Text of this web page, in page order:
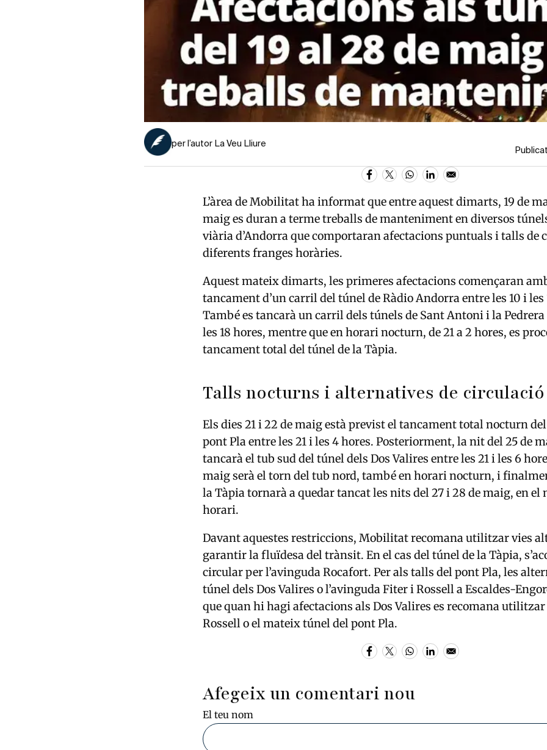
per l’autor La Veu Lliure
L’àrea de Mobilitat ha informat que entre aquest dimarts, 19 de
maig es duran a terme treballs de manteniment en diversos
viària d’Andorraque comportaran afectacions puntuals i talls de
diferents franges horàries.
Aquest mateix dimarts, les primeres afectacions començaran
tancament d’un carril del túnel de Ràdio Andorra entre les 10 i les
També es tancarà un carril dels túnels de Sant Antoni i la Pedrera
les 18 hores, mentre que en horari nocturn, de 21 a 2 hores, es
tancament total del túnel de la Tàpia.
Talls nocturns i alternatives de circulació
Els dies 21 i 22 de maig està previst el tancament total nocturn
pont Pla entre les 21 i les 4 hores. Posteriorment, la nit del 25 de
tancarà el tub sud del túnel dels Dos Valires entre les 21 i les 6
maig serà el torn del tub nord, també en horari nocturn, i
la Tàpia tornarà a quedar tancat les nits del 27 i 28 de maig, en el
horari.
Davant aquestes restriccions, Mobilitat recomana utilitzar vies
garantir la fluïdesa del trànsit. En el cas del túnel de la Tàpia,
circular per l’avinguda Rocafort. Per als talls del pont Pla, les
túnel dels Dos Valires o l’avinguda Fiter i Rossell aEscaldes-
que quan hi hagi afectacions als Dos Valires es recomana
Rossell o el mateix túnel del pont Pla.
Afegeix un comentari nou
El teu nom